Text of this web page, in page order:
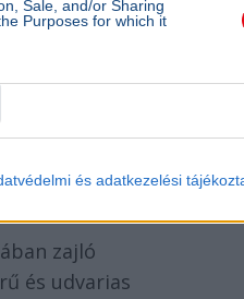
Sale, and/or Sharing
Purposes for which it
és adatkezelési
vállalt
a hatóságok és
addig az
zajló
és udvarias